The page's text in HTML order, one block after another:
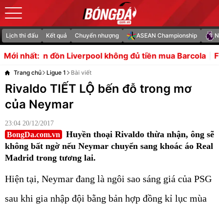
Lịch thi đấu Kết quả Chuyển nhượng ASEAN Championship
Mới nhất:không đủ tiền mua Barcola Florentino Perez
Trang chủ Ligue 1 Bài viết
Rivaldo TIẾT LỘ bến đỗ trong mơ
của Neymar
23:04 20/12/2017
BongDa.com.vn
Huyền thoại Rivaldo thừa nhận, ông sẽ
không bất ngờ nếu Neymar chuyển sang khoác áo Real
Madrid trong tương lai.
Hiện tại, Neymar đang là ngôi sao sáng giá của PSG
sau khi gia nhập đội bằng bản hợp đồng kỉ lục mùa